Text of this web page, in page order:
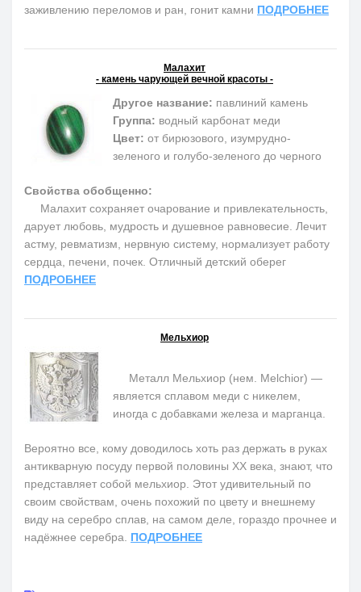
заживлению переломов и ран, гонит камни ПОДРОБНЕЕ
Малахит
- камень чарующей вечной красоты -
Другое название: павлиний камень
Группа: водный карбонат меди
Цвет: от бирюзового, изумрудно-
зеленого и голубо-зеленого до черного
Свойства обобщенно:
Малахит сохраняет очарование и привлекательность,
дарует любовь, мудрость и душевное равновесие. Лечит
астму, ревматизм, нервную систему, нормализует работу
сердца, печени, почек. Отличный детский оберег
ПОДРОБНЕЕ
Мельхиор
Металл Мельхиор (нем. Melchior) —
является сплавом меди с никелем,
иногда с добавками железа и марганца.
Вероятно все, кому доводилось хоть раз держать в руках
антикварную посуду первой половины ХХ века, знают, что
представляет собой мельхиор. Этот удивительный по
своим свойствам, очень похожий по цвету и внешнему
виду на серебро сплав, на самом деле, гораздо прочнее и
надёжнее серебра. ПОДРОБНЕЕ